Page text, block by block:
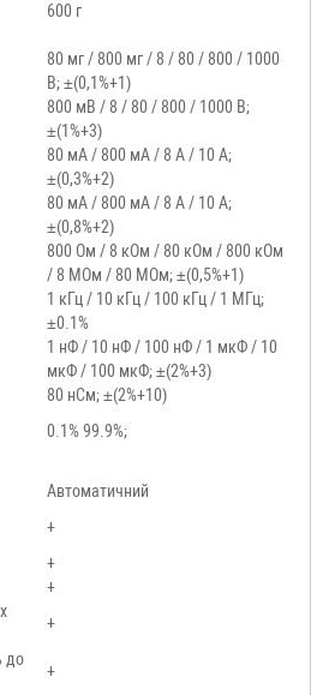
600 г
80 мг / 800 мг / 8 / 80 / 800 / 1000
В; ±(0,1%+1)
800 мВ / 8 / 80 / 800 / 1000 В;
±(1%+3)
80 мА / 800 мА / 8 А / 10 А;
±(0,3%+2)
80 мА / 800 мА / 8 А / 10 А;
±(0,8%+2)
800 Ом / 8 кОм / 80 кОм / 800 кОм
/ 8 МОм / 80 МОм; ±(0,5%+1)
1 кГц / 10 кГц / 100 кГц / 1 МГц;
±0.1%
1 нФ / 10 нФ / 100 нФ / 1 мкФ / 10
мкФ / 100 мкФ; ±(2%+3)
80 нСм; ±(2%+10)
0.1% 99.9%;
Автоматичний
+
+
+
+
до
+